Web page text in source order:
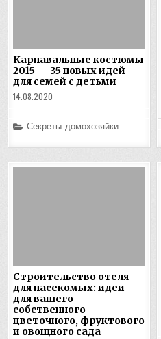
Карнавальные костюмы
2015 — 35 новых идей
для семей с детьми
14.08.2020
Posted
Секреты домохозяйки
Строительство отеля
для насекомых: идеи
для вашего
собственного
цветочного, фруктового
и овощного сада